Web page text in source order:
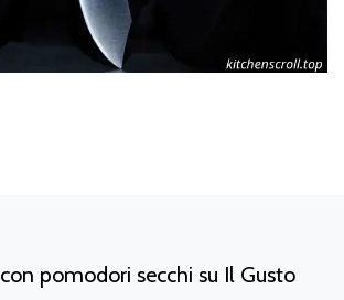
pomodori secchi su Il Gusto